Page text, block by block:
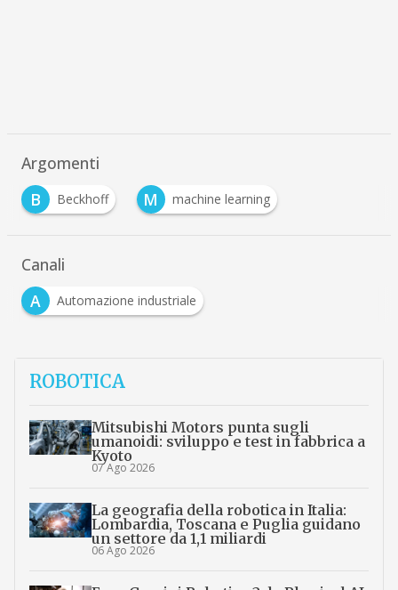
Argomenti
B
Beckhoff M machine learning
Canali
A
Automazione industriale
ROBOTICA
Mitsubishi Motors punta sugli
umanoidi: sviluppo e test in fabbrica a
Kyoto
07 Ago 2026
La geografia della robotica in Italia:
Lombardia, Toscana e Puglia guidano
un settore da 1,1 miliardi
06 Ago 2026